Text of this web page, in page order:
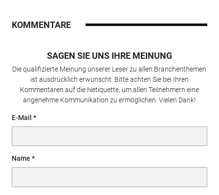
KOMMENTARE
SAGEN SIE UNS IHRE MEINUNG
Die qualifizierte Meinung unserer Leser zu allen Branchenthemen
ist ausdrücklich erwünscht. Bitte achten Sie bei Ihren
Kommentaren auf die Netiquette, um allen Teilnehmern eine
angenehme Kommunikation zu ermöglichen. Vielen Dank!
E-Mail
Name